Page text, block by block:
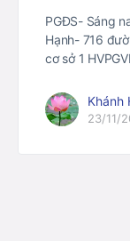
PGĐS- Sáng
Hạnh- 716
cơ sở 1
Khánh
23/11/